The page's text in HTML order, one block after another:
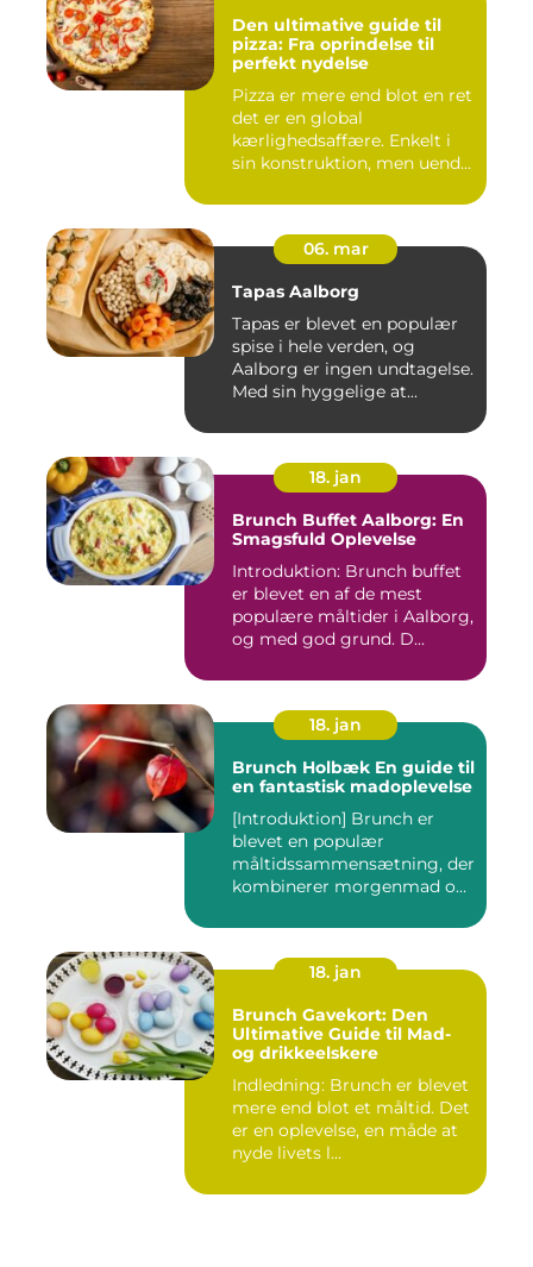
Den ultimative guide til
pizza: Fra oprindelse til
perfekt nydelse
Pizza er mere end blot en ret
det er en global
kærlighedsaffære. Enkelt i
sin konstruktion, men uend...
06. mar
Tapas Aalborg
Tapas er blevet en populær
spise i hele verden, og
Aalborg er ingen undtagelse.
Med sin hyggelige at...
18. jan
Brunch Buffet Aalborg: En
Smagsfuld Oplevelse
Introduktion: Brunch buffet
er blevet en af de mest
populære måltider i Aalborg,
og med god grund. D...
18. jan
Brunch Holbæk En guide til
en fantastisk madoplevelse
[Introduktion] Brunch er
blevet en populær
måltidssammensætning, der
kombinerer morgenmad og
18. jan
Brunch Gavekort: Den
Ultimative Guide til Mad-
og drikkeelskere
Indledning: Brunch er blevet
mere end blot et måltid. Det
er en oplevelse, en måde at
nyde livets l...